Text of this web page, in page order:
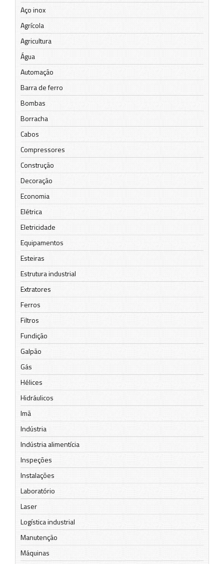
Aço inox
Agrícola
Agricultura
Água
Automação
Barra de ferro
Bombas
Borracha
Cabos
Compressores
Construção
Decoração
Economia
Elétrica
Eletricidade
Equipamentos
Esteiras
Estrutura industrial
Extratores
Ferros
Filtros
Fundição
Galpão
Gás
Hélices
Hidráulicos
Imã
Indústria
Indústria alimentícia
Inspeções
Instalações
Laboratório
Laser
Logística industrial
Manutenção
Máquinas